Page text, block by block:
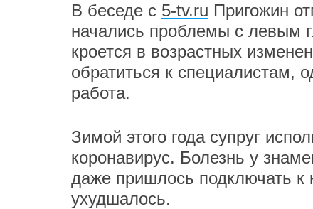
В беседе с 5-tv.ru Пригожин
начались проблемы с левым
кроется в возрастных
обратиться к специалистам,
работа.
Зимой этого года супруг
коронавирус. Болезнь у
даже пришлось подключать к
ухудшалось.